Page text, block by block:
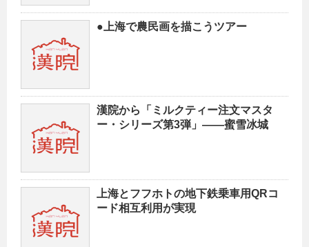
●上海で農民画を描こうツアー
漢院から「ミルクティー注文マスタ
ー・シリーズ第3弾」——蜜雪冰城
上海とフフホトの地下鉄乗車用QRコ
ード相互利用が実現